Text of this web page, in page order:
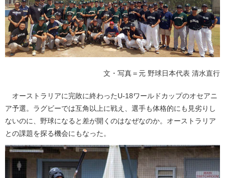
文・写真＝元 野球日本代表 清水直行
オーストラリアに完敗に終わったU-18ワールドカップのオセアニ
ア予選。ラグビーでは互角以上に戦え、選手も体格的にも見劣りし
ないのに、野球になると差が開くのはなぜなのか。オーストラリア
との課題を探る機会にもなった。